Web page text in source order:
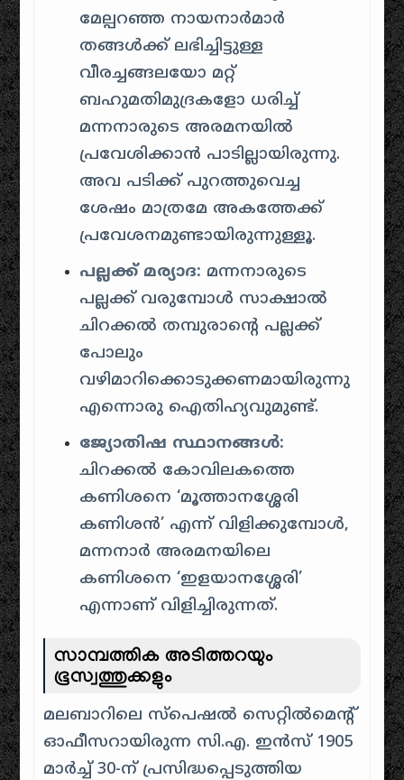
മേല്പറഞ്ഞ നായനാർമാർ
തങ്ങൾക്ക് ലഭിച്ചിട്ടുള്ള
വീരച്ചങ്ങലയോ മറ്റ്
ബഹുമതിമുദ്രകളോ ധരിച്ച്
മന്നനാരുടെ അരമനയിൽ
പ്രവേശിക്കാൻ പാടില്ലായിരുന്നു.
അവ പടിക്ക് പുറത്തുവെച്ച
ശേഷം മാത്രമേ അകത്തേക്ക്
പ്രവേശനമുണ്ടായിരുന്നുള്ളൂ.
പല്ലക്ക് മര്യാദ: മന്നനാരുടെ
പല്ലക്ക് വരുമ്പോൾ സാക്ഷാൽ
ചിറക്കൽ തമ്പുരാന്റെ പല്ലക്ക്
പോലും
വഴിമാറിക്കൊടുക്കണമായിരുന്നു
എന്നൊരു ഐതിഹ്യവുമുണ്ട്.
ജ്യോതിഷ സ്ഥാനങ്ങൾ:
ചിറക്കൽ കോവിലകത്തെ
കണിശനെ ‘മൂത്താനശ്ശേരി
കണിശൻ’ എന്ന് വിളിക്കുമ്പോൾ,
മന്നനാർ അരമനയിലെ
കണിശനെ ‘ഇളയാനശ്ശേരി’
എന്നാണ് വിളിച്ചിരുന്നത്.
സാമ്പത്തിക അടിത്തറയും
ഭൂസ്വത്തുക്കളും
മലബാറിലെ സ്പെഷൽ സെറ്റിൽമെന്റ്
ഓഫീസറായിരുന്ന സി.എ. ഇൻസ് 1905
മാർച്ച് 30-ന് പ്രസിദ്ധപ്പെടുത്തിയ